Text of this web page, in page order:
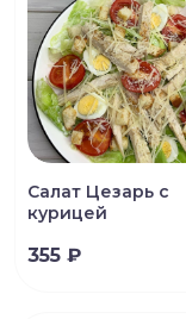
Салат Цезарь с
курицей
355 ₽